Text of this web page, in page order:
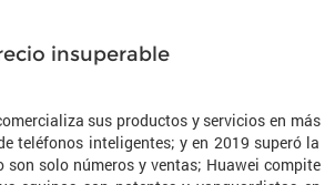
insuperable
sus productos y servicios en más
teléfonos inteligentes; y en 2019 superó la
solo números y ventas; Huawei compite